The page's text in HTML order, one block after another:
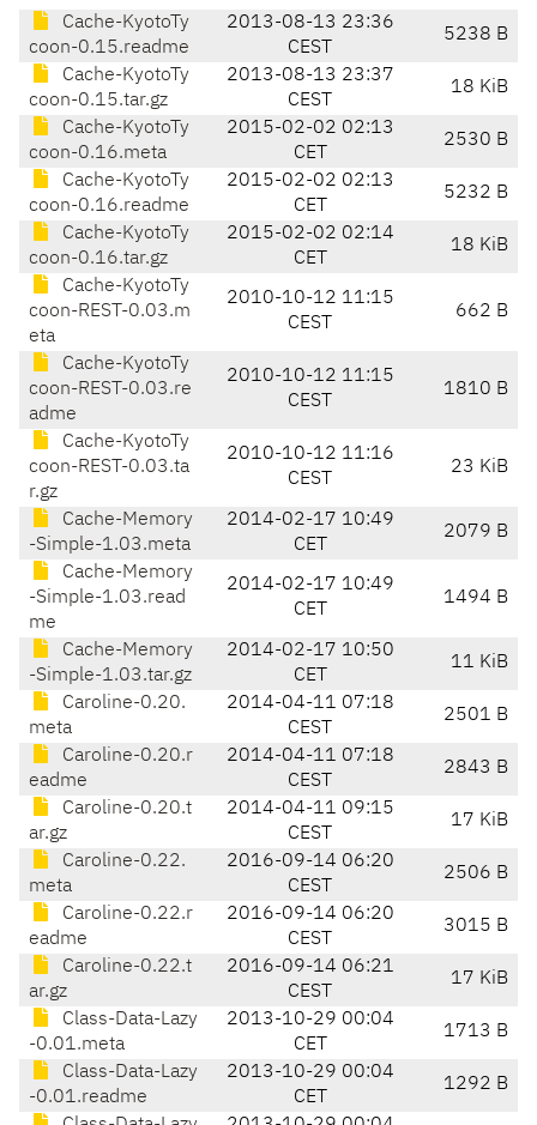
Cache-KyotoTy
coon-0.15.readme
2013-08-13 23:36
CEST
5238 B
Cache-KyotoTy
coon-0.15.tar.gz
2013-08-13 23:37
CEST
18 KiB
Cache-KyotoTy
coon-0.16.meta
2015-02-02 02:13
CET
2530 B
Cache-KyotoTy
coon-0.16.readme
2015-02-02 02:13
CET
5232 B
Cache-KyotoTy
coon-0.16.tar.gz
2015-02-02 02:14
CET
18 KiB
Cache-KyotoTy
coon-REST-0.03.m
eta
2010-10-12 11:15
CEST
662 B
Cache-KyotoTy
coon-REST-0.03.re
adme
2010-10-12 11:15
CEST
1810 B
Cache-KyotoTy
coon-REST-0.03.ta
r.gz
2010-10-12 11:16
CEST
23 KiB
Cache-Memory
-Simple-1.03.meta
2014-02-17 10:49
CET
2079 B
Cache-Memory
-Simple-1.03.read
me
2014-02-17 10:49
CET
1494 B
Cache-Memory
-Simple-1.03.tar.gz
2014-02-17 10:50
CET
11 KiB
Caroline-0.20.
meta
2014-04-11 07:18
CEST
2501 B
Caroline-0.20.r
eadme
2014-04-11 07:18
CEST
2843 B
Caroline-0.20.t
ar.gz
2014-04-11 09:15
CEST
17 KiB
Caroline-0.22.
meta
2016-09-14 06:20
CEST
2506 B
Caroline-0.22.r
eadme
2016-09-14 06:20
CEST
3015 B
Caroline-0.22.t
ar.gz
2016-09-14 06:21
CEST
17 KiB
Class-Data-Lazy
-0.01.meta
2013-10-29 00:04
CET
1713 B
Class-Data-Lazy
-0.01.readme
2013-10-29 00:04
CET
1292 B